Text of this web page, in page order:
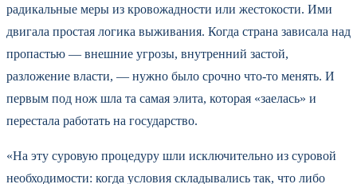
радикальные меры из кровожадности или жестокости. Ими
двигала простая логика выживания. Когда страна зависала над
пропастью — внешние угрозы, внутренний застой,
разложение власти, — нужно было срочно что-то менять. И
первым под нож шла та самая элита, которая «заелась» и
перестала работать на государство.
«На эту суровую процедуру шли исключительно из суровой
необходимости: когда условия складывались так, что либо